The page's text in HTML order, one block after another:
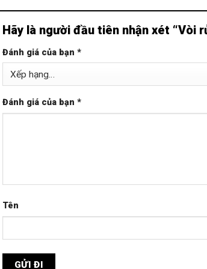
Hãy là người đầu tiên nhận xét “Vòi
Đánh giá của bạn *
Đánh giá của bạn *
Tên